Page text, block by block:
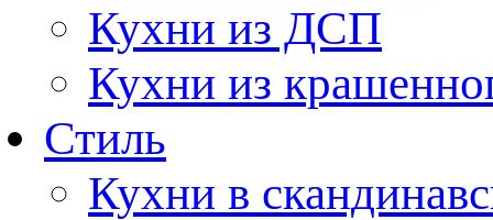
Кухни из ДСП
Кухни из
Стиль
Кухни в